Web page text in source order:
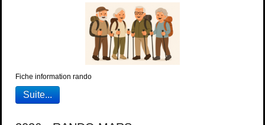
Fiche information rando
Suite...